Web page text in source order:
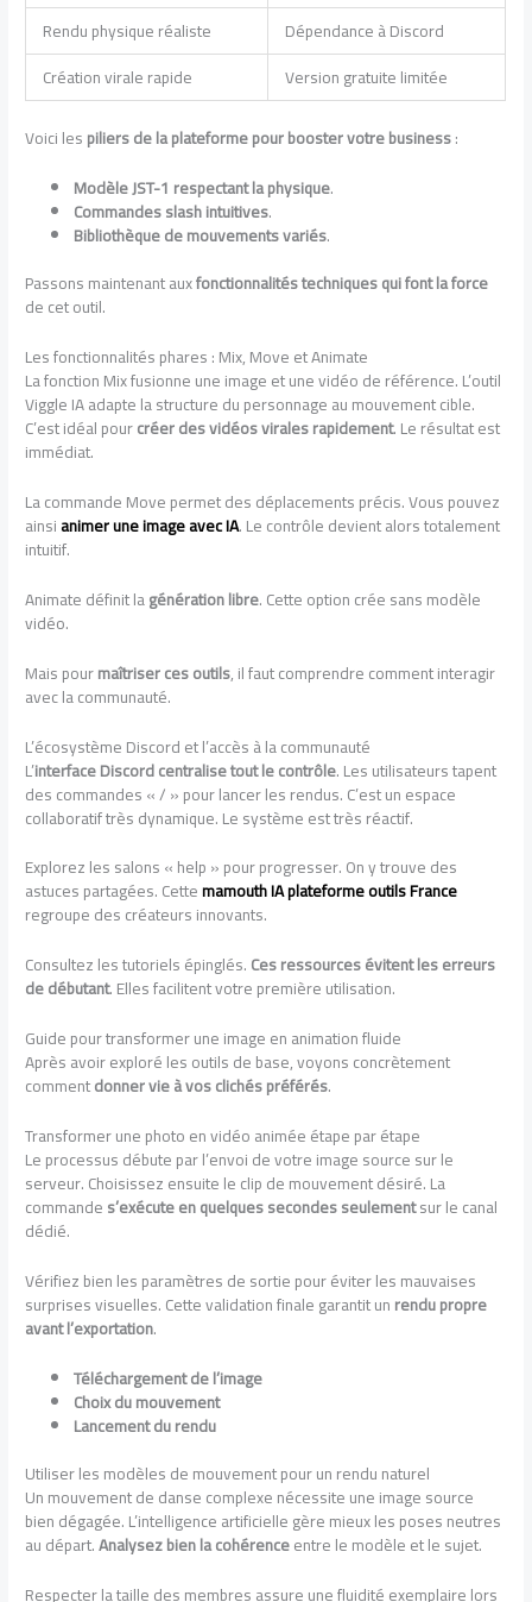
Rendu physique réaliste
Dépendance à Discord
Création virale rapide
Version gratuite limitée
Voici lespiliers de la plateforme pour booster votre business:
Modèle JST-1 respectant la physique.
Commandes slash intuitives.
Bibliothèque de mouvements variés.
Passons maintenant auxfonctionnalités techniques qui font la force
de cet outil.
Les fonctionnalités phares : Mix, Move et Animate
La fonction Mix fusionne une image et une vidéo de référence. L’outil
Viggle IA adapte la structure du personnage au mouvement cible.
C’est idéal pourcréer des vidéos virales rapidement. Le résultat est
immédiat.
La commande Move permet des déplacements précis. Vous pouvez
ainsianimer une image avec IA. Le contrôle devient alors totalement
intuitif.
Animate définit lagénération libre. Cette option crée sans modèle
vidéo.
Mais pourmaîtriser ces outils, il faut comprendre comment interagir
avec la communauté.
L’écosystème Discord et l’accès à la communauté
L’interface Discord centralise tout le contrôle. Les utilisateurs tapent
des commandes « / » pour lancer les rendus. C’est un espace
collaboratif très dynamique. Le système est très réactif.
Explorez les salons « help » pour progresser. On y trouve des
astuces partagées. Cettemamouth IA plateforme outils France
regroupe des créateurs innovants.
Consultez les tutoriels épinglés.Ces ressources évitent les erreurs
de débutant. Elles facilitent votre première utilisation.
Guide pour transformer une image en animation fluide
Après avoir exploré les outils de base, voyons concrètement
commentdonner vie à vos clichés préférés.
Transformer une photo en vidéo animée étape par étape
Le processus débute par l’envoi de votre image source sur le
serveur. Choisissez ensuite le clip de mouvement désiré. La
commandes’exécute en quelques secondes seulementsur le canal
dédié.
Vérifiez bien les paramètres de sortie pour éviter les mauvaises
surprises visuelles. Cette validation finale garantit unrendu propre
avant l’exportation.
Téléchargement de l’image
Choix du mouvement
Lancement du rendu
Utiliser les modèles de mouvement pour un rendu naturel
Un mouvement de danse complexe nécessite une image source
bien dégagée. L’intelligence artificielle gère mieux les poses neutres
au départ.Analysez bien la cohérenceentre le modèle et le sujet.
Respecter la taille des membres assure une fluidité exemplaire lors